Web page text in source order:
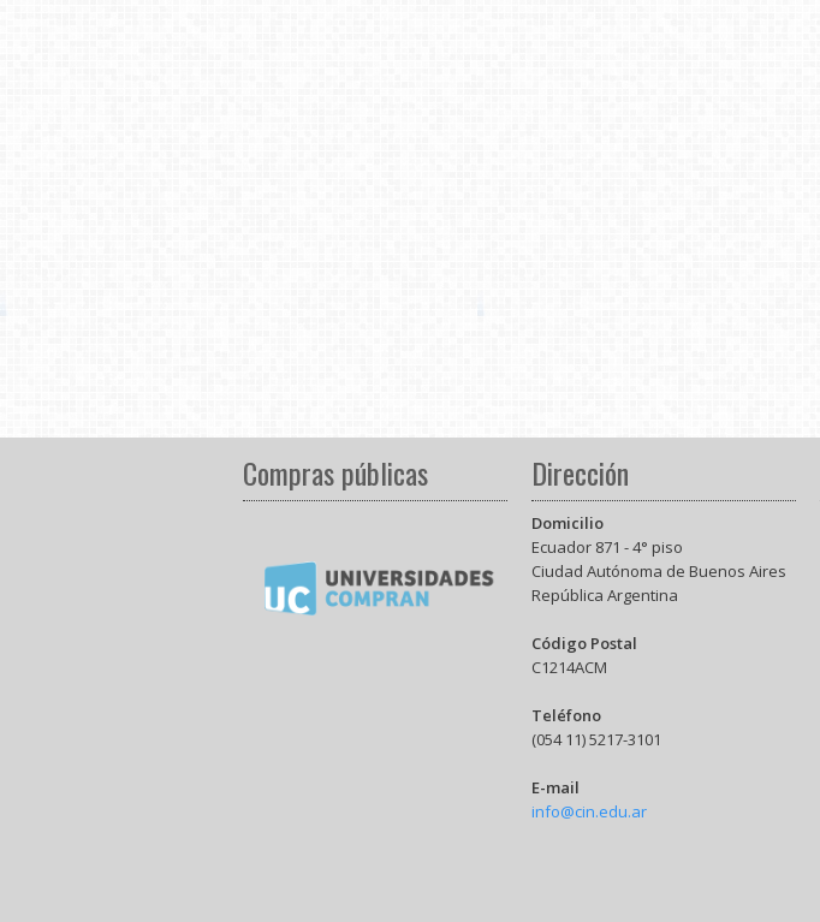
Compras públicas Dirección
Domicilio
Ecuador 871 - 4° piso
Ciudad Autónoma de Buenos Aires
República Argentina
Código Postal
C1214ACM
Teléfono
(054 11) 5217-3101
E-mail
info@cin.edu.ar